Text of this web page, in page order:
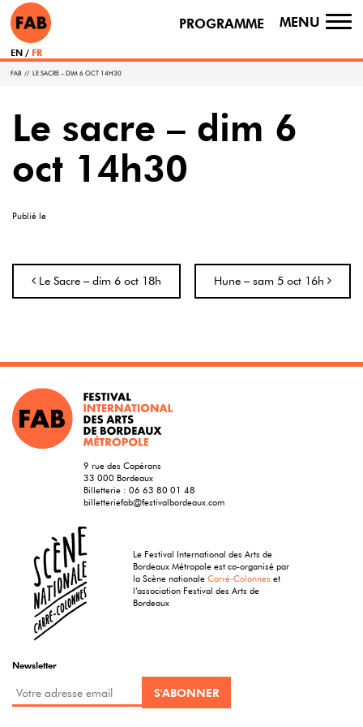
PROGRAMME MENU
EN FR
FAB // LE SACRE – DIM 6 OCT 14H30
Le sacre – dim 6
oct 14h30
Publié le
Navigation
Le Sacre – dim 6 oct 18h Hune – sam 5 oct 16h
9 rue des Capérans
33 000 Bordeaux
Billetterie : 06 63 80 01 48
billetteriefab@festivalbordeaux.com
Le Festival International des Arts de
Bordeaux Métropole est co-organisé par
la Scène nationaleCarré-Colonnes et
l’association Festival des Arts de
Bordeaux
Newsletter